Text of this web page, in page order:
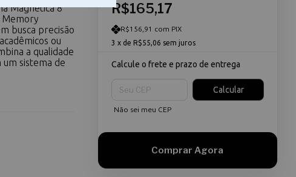
Magnética 8
Memory
busca precisão
ou
a qualidade
sistema de
R$165,17
R$156,91 com PIX
3 x de R$55,06 sem juros
Calcule o frete e prazo de entrega
Calcular
Não sei meu CEP